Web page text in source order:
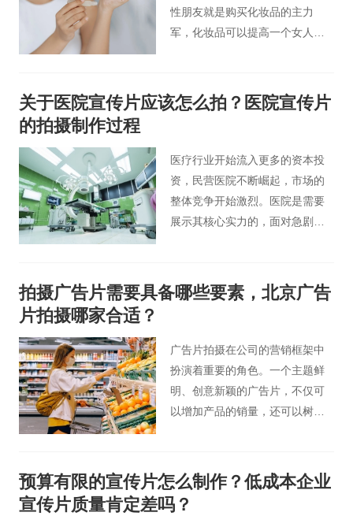
性朋友就是购买化妆品的主力
军，化妆品可以提高一个女人的
众了解化妆品的重要作用，那么
如何拍摄制作化妆品广告视频才
关于医院宣传片应该怎么拍？医院宣传片
的拍摄制作过程
医疗行业开始流入更多的资本投
资，民营医院不断崛起，市场的
整体竞争开始激烈。医院是需要
展示其核心实力的，面对急剧变
片，对医院相关科室进行宣传和
叙述，那么你知道医院宣传片的
家聊一聊医院宣传片制作过程的
具体内容。
拍摄广告片需要具备哪些要素，北京广告
片拍摄哪家合适？
广告片拍摄在公司的营销框架中
扮演着重要的角色。一个主题鲜
明、创意新颖的广告片，不仅可
以增加产品的销量，还可以树立
人员为您分享广告片拍摄需要具
备的元素。
预算有限的宣传片怎么制作？低成本企业
宣传片质量肯定差吗？